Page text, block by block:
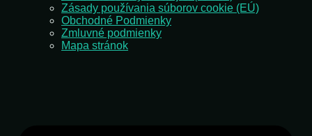
Zásady používania súborov cookie (EÚ)
Obchodné Podmienky
Zmluvné podmienky
Mapa stránok